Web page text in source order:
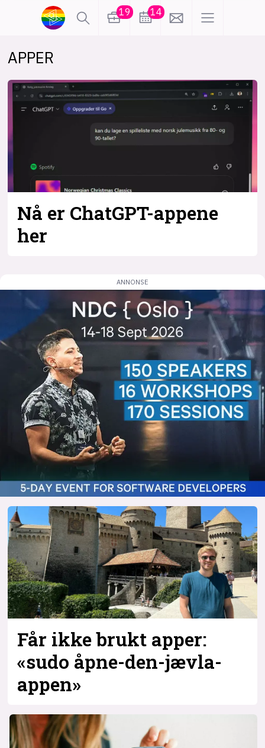
19 14
APPER
Nå er ChatGPT-appene
her
Får ikke brukt apper:
«sudo åpne-den-jævla-
appen»
karriere
meninger
utdanning
frontend
apputvikling
ukas koder
lys modus
mørk modus
nyhetsbrev
kode24-klubben
LinkedIn
Bluesky
Facebook
annonsepriser
annonseguide
suksesshistorier
Bli firmapartner